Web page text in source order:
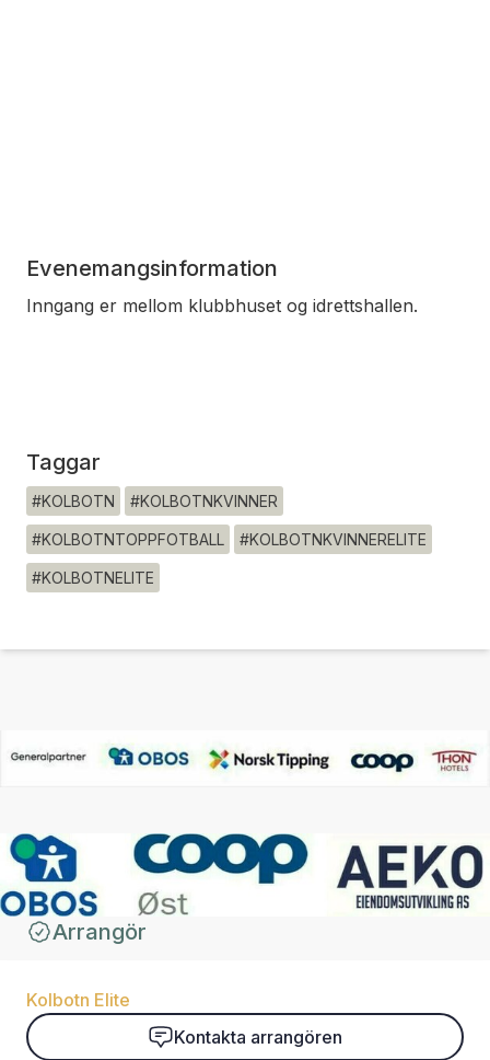
Evenemangsinformation
Inngang er mellom klubbhuset og idrettshallen.
Taggar
#KOLBOTN #KOLBOTNKVINNER
#KOLBOTNTOPPFOTBALL #KOLBOTNKVINNERELITE
#KOLBOTNELITE
Arrangör
Kolbotn Elite
Kontakta arrangören